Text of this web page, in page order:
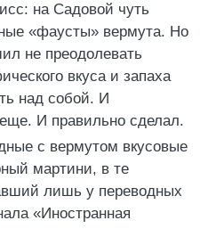
на Садовой чуть
«фаусты» вермута. Но
не преодолевать
вкуса и запаха
над собой. И
И правильно сделал.
с вермутом вкусовые
мартини, в те
лишь у переводных
«Иностранная